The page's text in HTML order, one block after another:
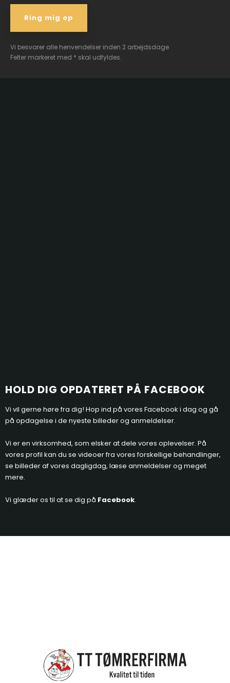
Vi besvarer alle henvendelser inden 2 arbejdsdage
Felter markeret med * skal udfyldes.​
HOLD D​IG OPDATERET PÅ FACEBOOK
Vi vil gerne høre fra dig! Hop ind på vores Facebook i dag og gå
på opdagelse i de nyeste billeder og anmeldelser.​
Vi er en virksomhed, som elsker at dele vores oplevelser. På
vores profil kan du se videoer fra vores forskellige behandlinger,
se billeder af vores dagligdag, læse anmeldelser og meget
mere.
Vi glæder os til at se dig på Facebook.​